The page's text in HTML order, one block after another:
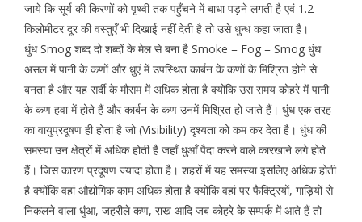
जाये कि सूर्य की किरणों को पृथ्वी तक पहुँचने में बाधा पड़ने लगती है एवं 1.2
किलोमीटर दूर की वस्तुएँ भी दिखाई नहीं देती है तो उसे धुन्ध कहा जाता है।
धुंध Smog शब्द दो शब्दों के मेल से बना है Smoke = Fog = Smog धुंध
असल में पानी के कणों और धुएं में उपस्थित कार्बन के कणों के मिश्रित होने से
बनता है और यह सर्दी के मौसम में अधिक होता है क्योंकि उस समय कोहरे में पानी
के कण हवा में होते हैं और कार्बन के कण उनमें मिश्रित हो जाते हैं। धुंध एक तरह
का वायुप्रदूषण ही होता है जो (Visibility) दृश्यता को कम कर देता है। धुंध की
समस्या उन क्षेत्रों में अधिक होती है जहाँ धुआँ पैदा करने वाले कारखाने लगे होते
हैं। जिस कारण प्रदूषण ज्यादा होता है। शहरों में यह समस्या इसलिए अधिक होती
है क्योंकि वहां औद्योगिक काम अधिक होता है क्योंकि वहां पर फैक्ट्रियों, गाड़ियों से
निकलने वाला धुंआ, जहरीले कण, राख आदि जब कोहरे के सम्पर्क में आते हैं तो